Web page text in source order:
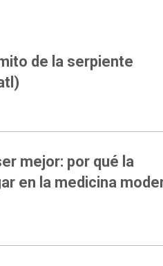
de la serpiente
mejor: por qué la
en la medicina